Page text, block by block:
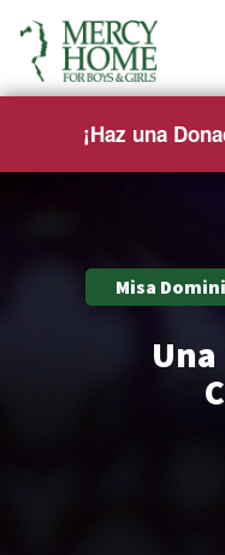
¡Haz una
Misa